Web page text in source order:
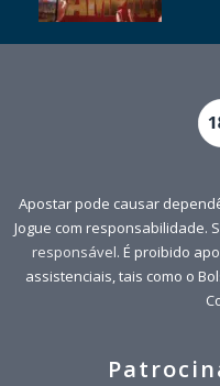
Apostar pode causar
Jogue com responsabilidade.
responsável. É proibido
assistenciais, tais como o